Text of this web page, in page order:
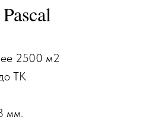
2500 м2
ТК
мм.